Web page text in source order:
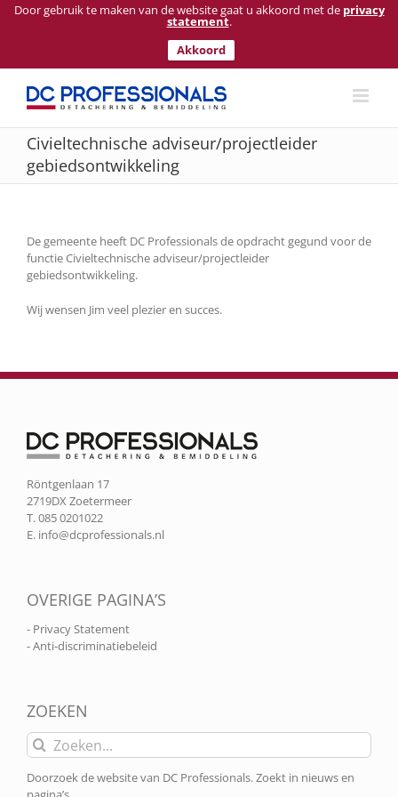
Door gebruik te maken van de website gaat u akkoord met de privacy
statement.
Akkoord
Ga
inhoud
Civieltechnische adviseur/projectleider
gebiedsontwikkeling
De gemeente heeft DC Professionals de opdracht gegund voor de
functie Civieltechnische adviseur/projectleider
gebiedsontwikkeling.
Wij wensen Jim veel plezier en succes.
Röntgenlaan 17
2719DX Zoetermeer
T. 085 0201022
E. info@dcprofessionals.nl
OVERIGE PAGINA’S
- Privacy Statement
- Anti-discriminatiebeleid
ZOEKEN
Zoeken
naar:
Doorzoek de website van DC Professionals. Zoekt in nieuws en